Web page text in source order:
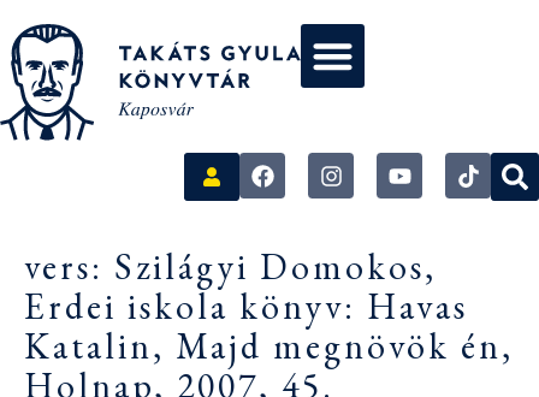
vers: Szilágyi Domokos,
Erdei iskola könyv: Havas
Katalin, Majd megnövök én,
Holnap, 2007, 45.